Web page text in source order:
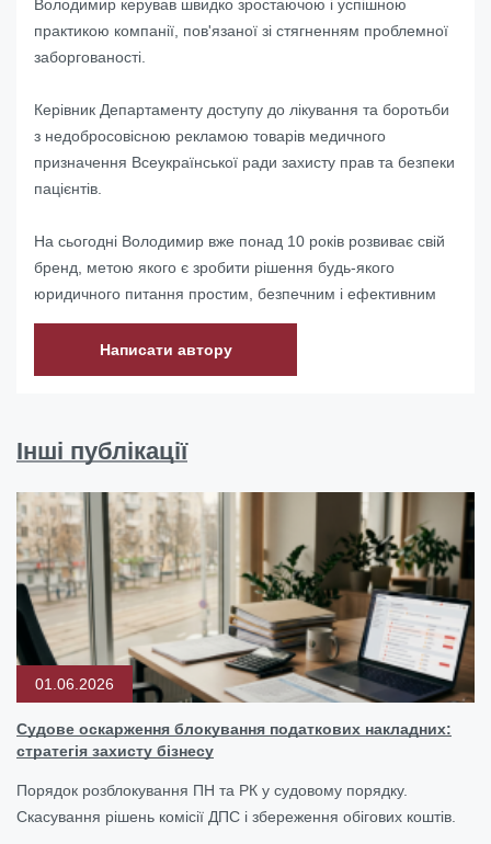
Володимир керував швидко зростаючою і успішною
практикою компанії, пов'язаної зі стягненням проблемної
заборгованості.
Керівник Департаменту доступу до лікування та боротьби
з недобросовісною рекламою товарів медичного
призначення Всеукраїнської ради захисту прав та безпеки
пацієнтів.
На сьогодні Володимир вже понад 10 років розвиває свій
бренд, метою якого є зробити рішення будь-якого
юридичного питання простим, безпечним і ефективним
Написати автору
Інші публікації
01.06.2026
Судове оскарження блокування податкових накладних:
стратегія захисту бізнесу
Порядок розблокування ПН та РК у судовому порядку.
Скасування рішень комісії ДПС і збереження обігових коштів.